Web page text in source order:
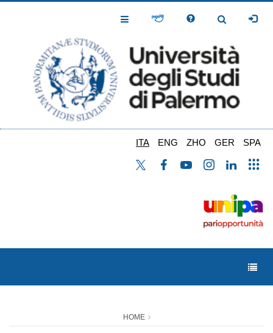
Toggle
Toggle
ITA ENG ZHO GER SPA
HOME